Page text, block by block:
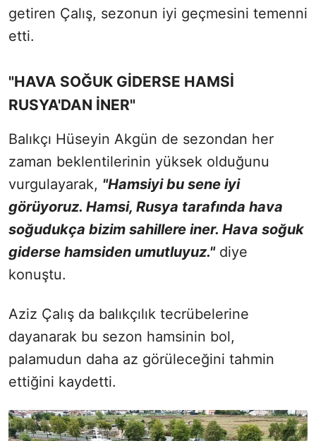
getiren Çalış, sezonun iyi geçmesini temenni
etti.
"HAVA SOĞUK GİDERSE HAMSİ
RUSYA'DAN İNER"
Balıkçı Hüseyin Akgün de sezondan her
zaman beklentilerinin yüksek olduğunu
vurgulayarak, "Hamsiyi bu sene iyi
görüyoruz. Hamsi, Rusya tarafında hava
soğudukça bizim sahillere iner. Hava soğuk
giderse hamsiden umutluyuz."diye
konuştu.
Aziz Çalış da balıkçılık tecrübelerine
dayanarak bu sezon hamsinin bol,
palamudun daha az görüleceğini tahmin
ettiğini kaydetti.